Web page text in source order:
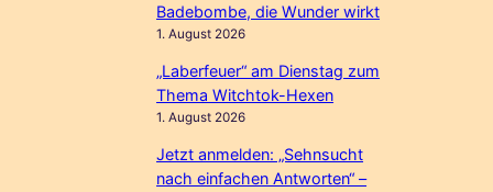
Badebombe, die Wunder wirkt
1. August 2026
„Laberfeuer“ am Dienstag zum
Thema Witchtok-Hexen
1. August 2026
Jetzt anmelden: „Sehnsucht
nach einfachen Antworten“ –